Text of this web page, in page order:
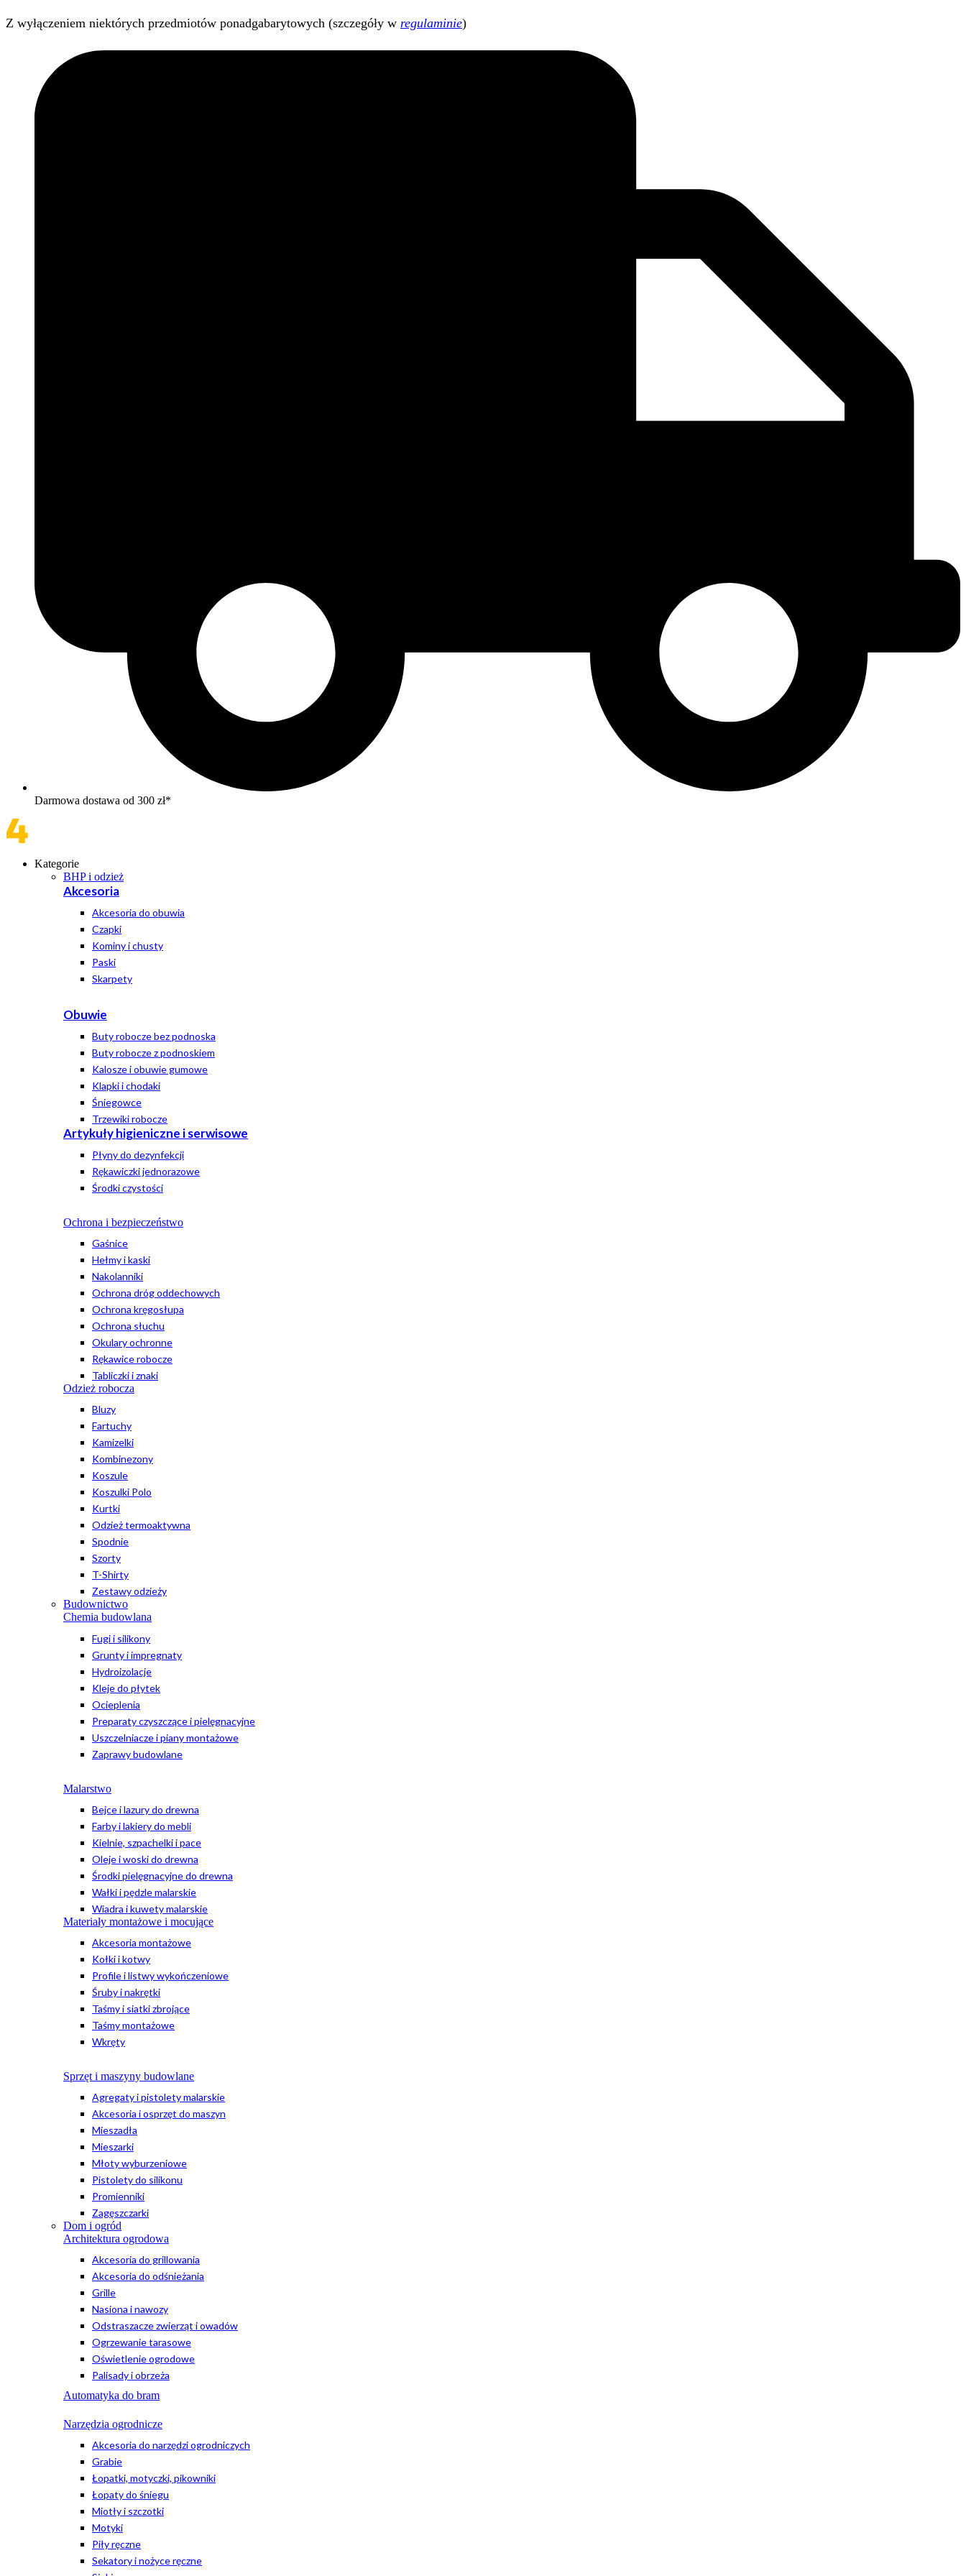
Z wyłączeniem niektórych przedmiotów ponadgabarytowych (szczegóły w regulaminie)
Darmowa dostawa od 300 zł*
Kategorie
BHP i odzież
Akcesoria
Akcesoria do obuwia
Czapki
Kominy i chusty
Paski
Skarpety
Obuwie
Buty robocze bez podnoska
Buty robocze z podnoskiem
Kalosze i obuwie gumowe
Klapki i chodaki
Śniegowce
Trzewiki robocze
Artykuły higieniczne i serwisowe
Płyny do dezynfekcji
Rękawiczki jednorazowe
Środki czystości
Ochrona i bezpieczeństwo
Gaśnice
Hełmy i kaski
Nakolanniki
Ochrona dróg oddechowych
Ochrona kręgosłupa
Ochrona słuchu
Okulary ochronne
Rękawice robocze
Tabliczki i znaki
Odzież robocza
Bluzy
Fartuchy
Kamizelki
Kombinezony
Koszule
Koszulki Polo
Kurtki
Odzież termoaktywna
Spodnie
Szorty
T-Shirty
Zestawy odzieży
Budownictwo
Chemia budowlana
Fugi i silikony
Grunty i impregnaty
Hydroizolacje
Kleje do płytek
Ocieplenia
Preparaty czyszczące i pielęgnacyjne
Uszczelniacze i piany montażowe
Zaprawy budowlane
Malarstwo
Bejce i lazury do drewna
Farby i lakiery do mebli
Kielnie, szpachelki i pace
Oleje i woski do drewna
Środki pielęgnacyjne do drewna
Wałki i pędzle malarskie
Wiadra i kuwety malarskie
Materiały montażowe i mocujące
Akcesoria montażowe
Kołki i kotwy
Profile i listwy wykończeniowe
Śruby i nakrętki
Taśmy i siatki zbrojące
Taśmy montażowe
Wkręty
Sprzęt i maszyny budowlane
Agregaty i pistolety malarskie
Akcesoria i osprzęt do maszyn
Mieszadła
Mieszarki
Młoty wyburzeniowe
Pistolety do silikonu
Promienniki
Zagęszczarki
Dom i ogród
Architektura ogrodowa
Akcesoria do grillowania
Akcesoria do odśnieżania
Grille
Nasiona i nawozy
Odstraszacze zwierząt i owadów
Ogrzewanie tarasowe
Oświetlenie ogrodowe
Palisady i obrzeża
Automatyka do bram
Narzędzia ogrodnicze
Akcesoria do narzędzi ogrodniczych
Grabie
Łopatki, motyczki, pikowniki
Łopaty do śniegu
Miotły i szczotki
Motyki
Piły ręczne
Sekatory i nożyce ręczne